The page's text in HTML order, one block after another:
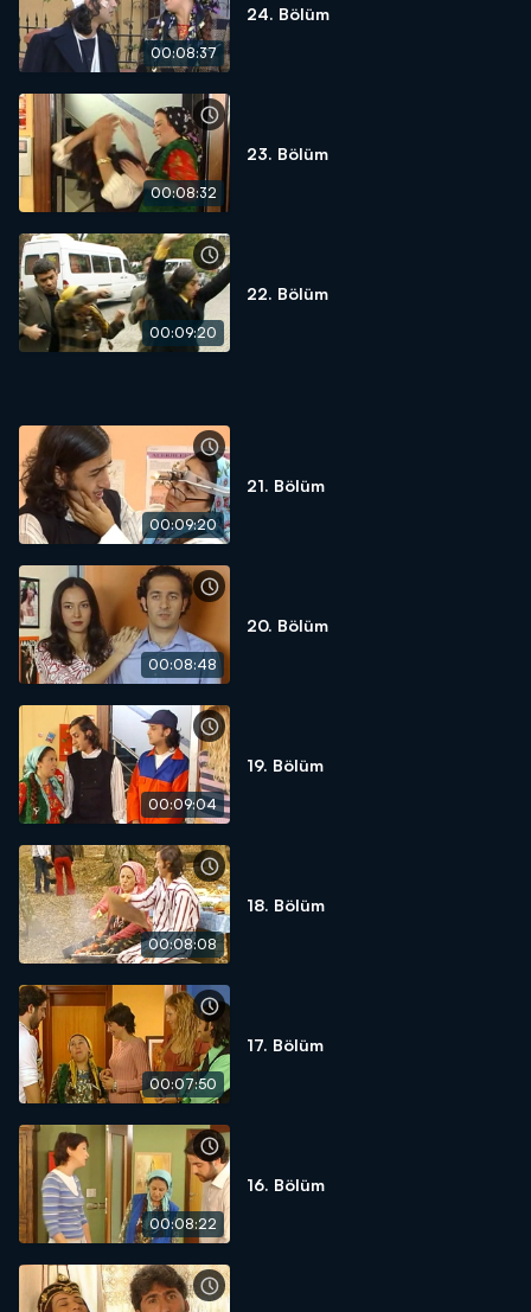
00:08:37
24. Bölüm
00:08:32
23. Bölüm
00:09:20
22. Bölüm
00:09:20
21. Bölüm
00:08:48
20. Bölüm
00:09:04
19. Bölüm
00:08:08
18. Bölüm
00:07:50
17. Bölüm
00:08:22
16. Bölüm